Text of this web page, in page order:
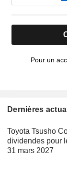
Pour un
Dernières
Toyota Tsusho
dividendes pour
31 mars 2027